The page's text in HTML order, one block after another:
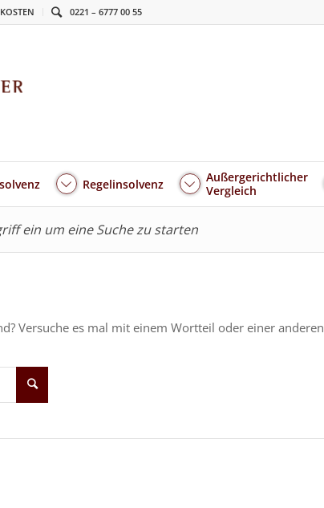
KOSTEN 0221 – 6777 00 55
Regelinsolvenz
Außergerichtlicher
Vergleich
ein um eine Suche zu starten
Versuche es mal mit einem Wortteil oder einer anderen